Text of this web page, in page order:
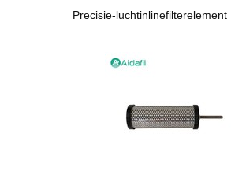
Precisie-luchtinlinefilterelement